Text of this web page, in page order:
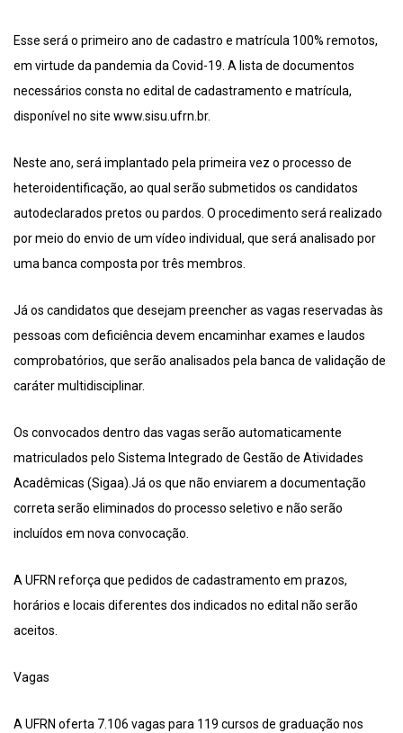
Esse será o primeiro ano de cadastro e matrícula 100% remotos,
em virtude da pandemia da Covid-19. A lista de documentos
necessários consta no edital de cadastramento e matrícula,
disponível no site www.sisu.ufrn.br.
Neste ano, será implantado pela primeira vez o processo de
heteroidentificação, ao qual serão submetidos os candidatos
autodeclarados pretos ou pardos. O procedimento será realizado
por meio do envio de um vídeo individual, que será analisado por
uma banca composta por três membros.
Já os candidatos que desejam preencher as vagas reservadas às
pessoas com deficiência devem encaminhar exames e laudos
comprobatórios, que serão analisados pela banca de validação de
caráter multidisciplinar.
Os convocados dentro das vagas serão automaticamente
matriculados pelo Sistema Integrado de Gestão de Atividades
Acadêmicas (Sigaa).Já os que não enviarem a documentação
correta serão eliminados do processo seletivo e não serão
incluídos em nova convocação.
A UFRN reforça que pedidos de cadastramento em prazos,
horários e locais diferentes dos indicados no edital não serão
aceitos.
Vagas
A UFRN oferta 7.106 vagas para 119 cursos de graduação nos